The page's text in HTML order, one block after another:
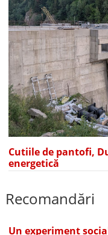
Cutiile de pantofi,
energetică
Recomandări
Un experiment